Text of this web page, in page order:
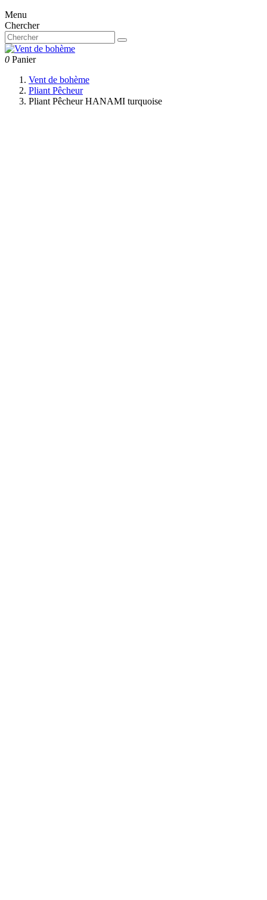
Menu
Chercher
0 Panier
Vent de bohème
Pliant Pêcheur
Pliant Pêcheur HANAMI turquoise